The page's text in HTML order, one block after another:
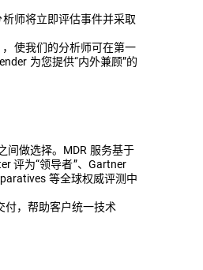
师将立即评估事件并采取
，使我们的分析师可在第一
为您提供“内外兼顾”的
间做选择。MDR 服务基于
评为“领导者”、Gartner
等全球权威评测中
付，帮助客户统一技术